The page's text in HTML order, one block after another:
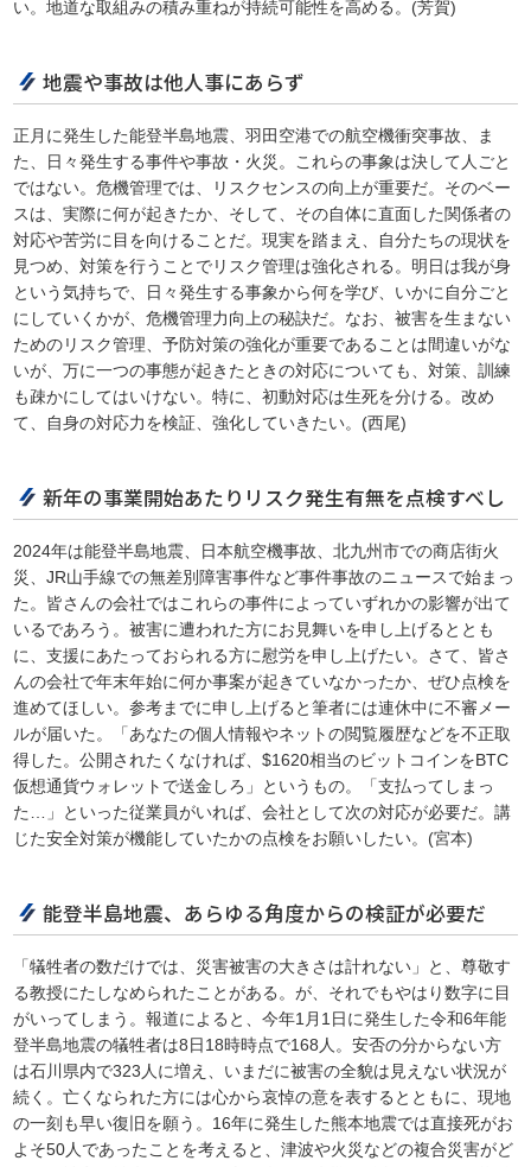
い。地道な取組みの積み重ねが持続可能性を高める。(芳賀)
地震や事故は他人事にあらず
正月に発生した能登半島地震、羽田空港での航空機衝突事故、ま
た、日々発生する事件や事故・火災。これらの事象は決して人ごと
ではない。危機管理では、リスクセンスの向上が重要だ。そのベー
スは、実際に何が起きたか、そして、その自体に直面した関係者の
対応や苦労に目を向けることだ。現実を踏まえ、自分たちの現状を
見つめ、対策を行うことでリスク管理は強化される。明日は我が身
という気持ちで、日々発生する事象から何を学び、いかに自分ごと
にしていくかが、危機管理力向上の秘訣だ。なお、被害を生まない
ためのリスク管理、予防対策の強化が重要であることは間違いがな
いが、万に一つの事態が起きたときの対応についても、対策、訓練
も疎かにしてはいけない。特に、初動対応は生死を分ける。改め
て、自身の対応力を検証、強化していきたい。(西尾)
新年の事業開始あたりリスク発生有無を点検すべし
2024年は能登半島地震、日本航空機事故、北九州市での商店街火
災、JR山手線での無差別障害事件など事件事故のニュースで始まっ
た。皆さんの会社ではこれらの事件によっていずれかの影響が出て
いるであろう。被害に遭われた方にお見舞いを申し上げるととも
に、支援にあたっておられる方に慰労を申し上げたい。さて、皆さ
んの会社で年末年始に何か事案が起きていなかったか、ぜひ点検を
進めてほしい。参考までに申し上げると筆者には連休中に不審メー
ルが届いた。「あなたの個人情報やネットの閲覧履歴などを不正取
得した。公開されたくなければ、$1620相当のビットコインをBTC
仮想通貨ウォレットで送金しろ」というもの。「支払ってしまっ
た…」といった従業員がいれば、会社として次の対応が必要だ。講
じた安全対策が機能していたかの点検をお願いしたい。(宮本)
能登半島地震、あらゆる角度からの検証が必要だ
「犠牲者の数だけでは、災害被害の大きさは計れない」と、尊敬す
る教授にたしなめられたことがある。が、それでもやはり数字に目
がいってしまう。報道によると、今年1月1日に発生した令和6年能
登半島地震の犠牲者は8日18時時点で168人。安否の分からない方
は石川県内で323人に増え、いまだに被害の全貌は見えない状況が
続く。亡くなられた方には心から哀悼の意を表するとともに、現地
の一刻も早い復旧を願う。16年に発生した熊本地震では直接死がお
よそ50人であったことを考えると、津波や火災などの複合災害がど